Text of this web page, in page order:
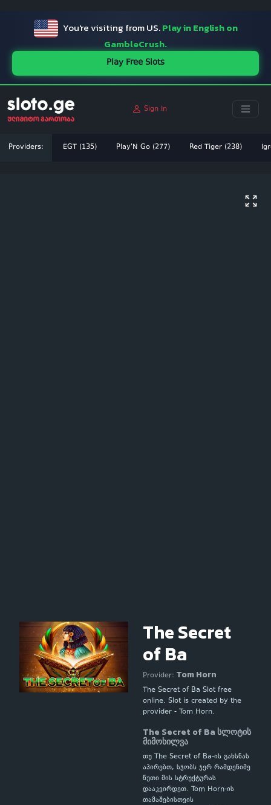
You're visiting from US.Play in English on
GambleCrush.
Play Free Slots
Sign In
Providers: EGT (135) Play'N Go (277) Red Tiger (238)
The Secret
of Ba
Provider: Tom Horn
The Secret of Ba Slot free
online. Slot is created by the
provider - Tom Horn.
The Secret of Ba სლოტის
მიმოხილვა
თუ The Secret of Ba-ის გახსნას
აპირებთ, სჯობს ჯერ რამდენიმე
წუთი მის სტრუქტურას
დააკვირდეთ. Tom Horn-ის
თამაშებისთვის